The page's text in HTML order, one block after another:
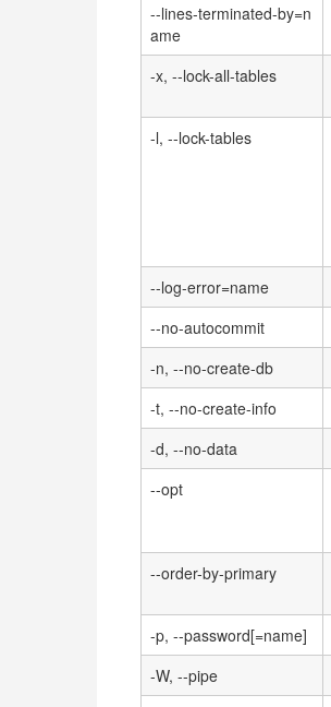
--lines-terminated-by=n
ame
-x, --lock-all-tables
-l, --lock-tables
--log-error=name
--no-autocommit
-n, --no-create-db
-t, --no-create-info
-d, --no-data
--opt
--order-by-primary
-p, --password[=name]
-W, --pipe